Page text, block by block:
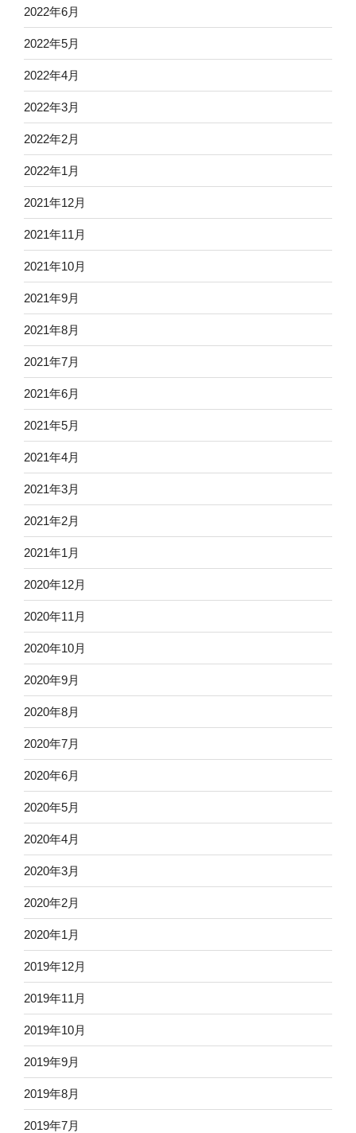
2022年6月
2022年5月
2022年4月
2022年3月
2022年2月
2022年1月
2021年12月
2021年11月
2021年10月
2021年9月
2021年8月
2021年7月
2021年6月
2021年5月
2021年4月
2021年3月
2021年2月
2021年1月
2020年12月
2020年11月
2020年10月
2020年9月
2020年8月
2020年7月
2020年6月
2020年5月
2020年4月
2020年3月
2020年2月
2020年1月
2019年12月
2019年11月
2019年10月
2019年9月
2019年8月
2019年7月